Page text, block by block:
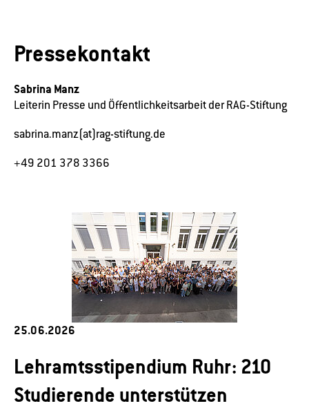
Pressekontakt
Sabrina Manz
Leiterin Presse und Öffentlichkeitsarbeit der RAG-Stiftung
sabrina.manz(at)rag-stiftung.de
+49 201 378 3366
25.06.2026
Lehramtsstipendium Ruhr: 210
Studierende unterstützen